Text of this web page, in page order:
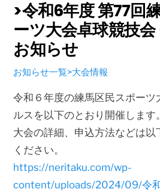
>令和6年度 第77回
ーツ大会卓球競技
お知らせ
お知らせ一覧>大会情報
令和６年度の練馬区民スポーツ
ルスを以下のとおり開催します。
大会の詳細、申込方法などは以
ください。
https://neritaku.com/wp-
content/uploads/2024/09/令